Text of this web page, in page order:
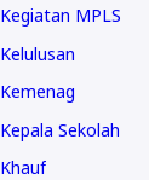
Kegiatan MPLS
Kelulusan
Kemenag
Kepala Sekolah
Khauf